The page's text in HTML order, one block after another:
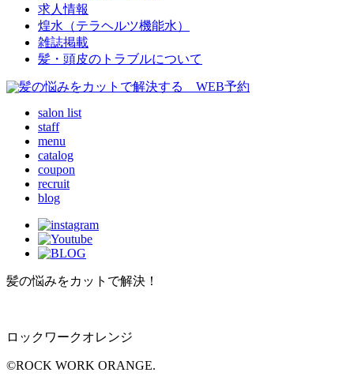
求人情報
煌水（テラヘルツ機能水）
雑誌掲載
髪・頭皮のトラブルについて
salon list
staff
menu
catalog
coupon
recruit
blog
髪の悩みをカットで解決！
ロックワークオレンジ
©ROCK WORK ORANGE.